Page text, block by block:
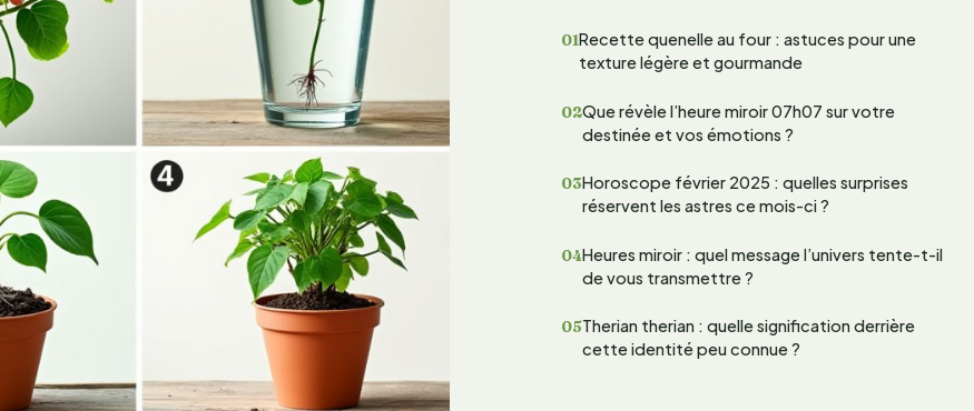
r
h
r
Recette quenelle au four : astuces pour une
texture légère et gourmande
Que révèle l’heure miroir 07h07 sur votre
destinée et vos émotions ?
Horoscope février 2025 : quelles surprises
réservent les astres ce mois-ci ?
Heures miroir : quel message l’univers tente-t-il
de vous transmettre ?
Therian therian : quelle signification derrière
cette identité peu connue ?